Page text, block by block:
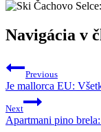
Navigácia v
Previous
Je mallorca EU:
Next
Apartmani pino